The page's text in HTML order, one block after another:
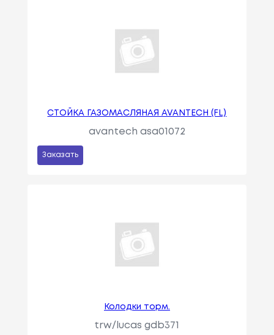
СТОЙКА ГАЗОМАСЛЯНАЯ AVANTECH (FL)
avantech asa01072
Заказать
Колодки торм.
trw/lucas gdb371